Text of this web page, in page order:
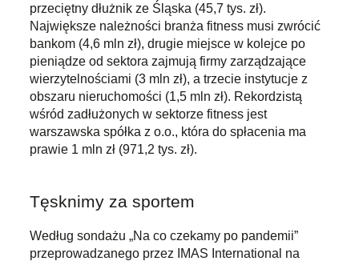
przeciętny dłużnik ze Śląska (45,7 tys. zł).
Największe należności branża fitness musi zwrócić
bankom (4,6 mln zł), drugie miejsce w kolejce po
pieniądze od sektora zajmują firmy zarządzające
wierzytelnościami (3 mln zł), a trzecie instytucje z
obszaru nieruchomości (1,5 mln zł). Rekordzistą
wśród zadłużonych w sektorze fitness jest
warszawska spółka z o.o., która do spłacenia ma
prawie 1 mln zł (971,2 tys. zł).
Tęsknimy za sportem
Według sondażu „Na co czekamy po pandemii”
przeprowadzanego przez IMAS International na